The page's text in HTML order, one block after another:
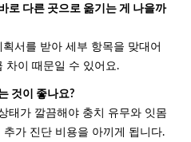
로 다른 곳으로 옮기는 게 나을까
서를 받아 세부 항목을 맞대어
차이 때문일 수 있어요.
것이 좋나요?
태가 깔끔해야 충치 유무와 잇몸
가 진단 비용을 아끼게 됩니다.